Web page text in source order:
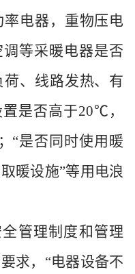
电器，重物压电
等采暖电器是否
、线路发热、有
是否高于20℃，
“是否同时使用暖
暖设施”等用电浪
管理制度和管理
求，“电器设备不